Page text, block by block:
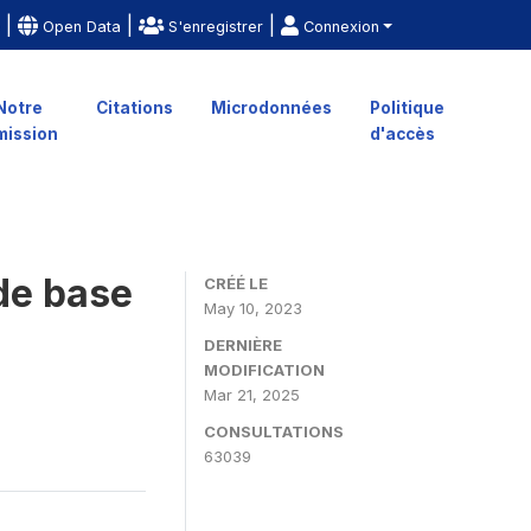
| Open Data | S'enregistrer | Connexion
Citations Microdonnées
Politique
d'accès
base
CRÉÉ LE
May 10, 2023
DERNIÈRE
MODIFICATION
Mar 21, 2025
CONSULTATIONS
63039